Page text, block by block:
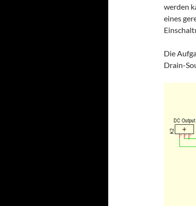
werden
eines
Die
Drain-